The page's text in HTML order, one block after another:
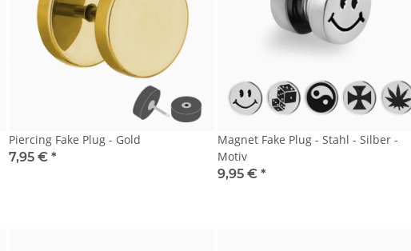
Piercing Fake Plug - Gold
7,95 €*
Magnet Fake Plug - Stahl - Silber -
Motiv
9,95 € *